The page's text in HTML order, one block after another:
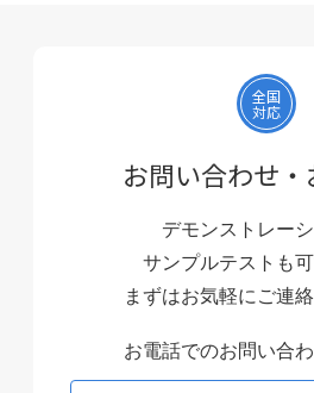
全国
対応
お問い合わせ・
デモンストレー
サンプルテストも可
まずはお気軽にご連絡
お電話でのお問い合